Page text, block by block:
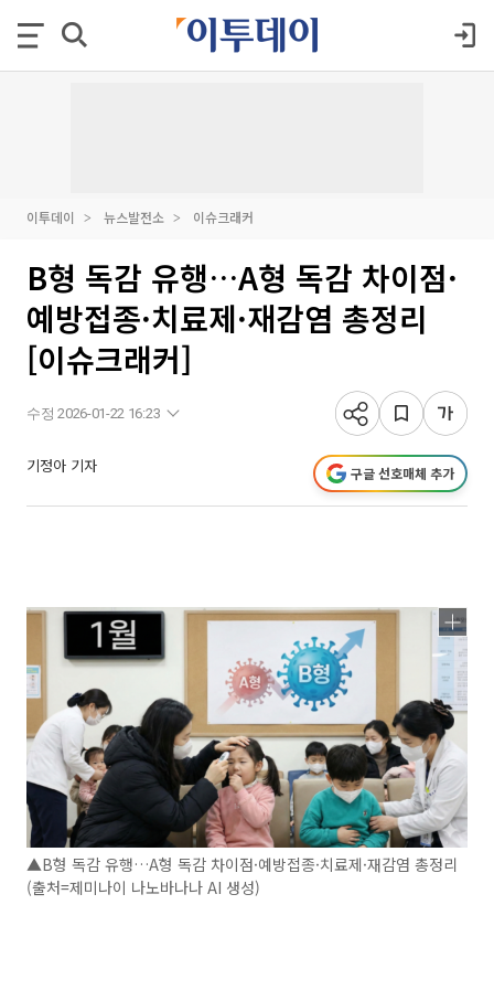
이투데이 뉴스발전소 이슈크래커
B형 독감 유행…A형 독감 차이점·
예방접종·치료제·재감염 총정리
[이슈크래커]
수정 2026-01-22 16:23
기정아 기자 구글 선호매체 추가
▲B형 독감 유행…A형 독감 차이점·예방접종·치료제·재감염 총정리
(출처=제미나이 나노바나나 AI 생성)